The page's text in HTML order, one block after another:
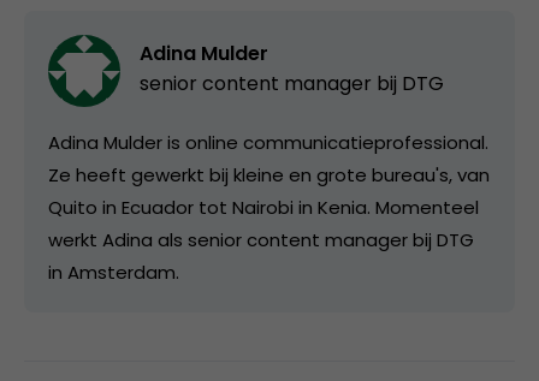
Adina Mulder
senior content manager bij DTG
Adina Mulder is online communicatieprofessional.
Ze heeft gewerkt bij kleine en grote bureau's, van
Quito in Ecuador tot Nairobi in Kenia. Momenteel
werkt Adina als senior content manager bij DTG
in Amsterdam.